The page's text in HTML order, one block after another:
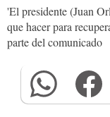
'El presidente (Juan
que hacer para
parte del comunicado